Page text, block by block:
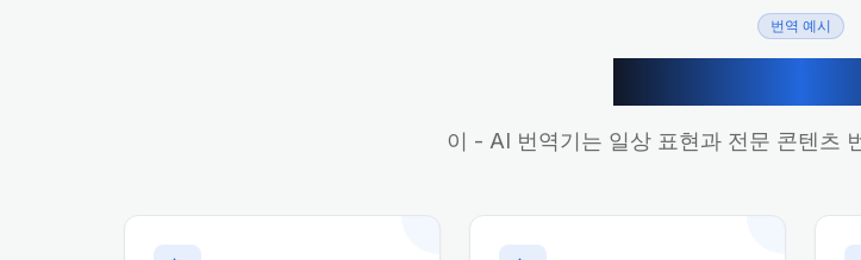
번역 예시
이 - AI 번역기는 일상 표현과 전문 콘텐츠